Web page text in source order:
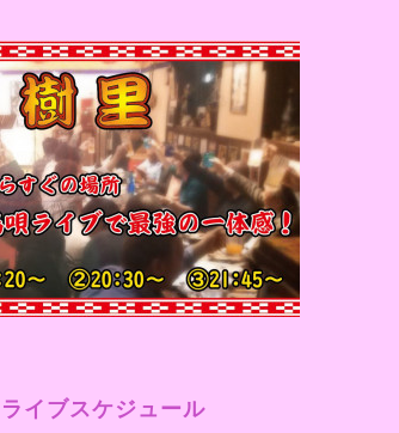
ライブスケジュール